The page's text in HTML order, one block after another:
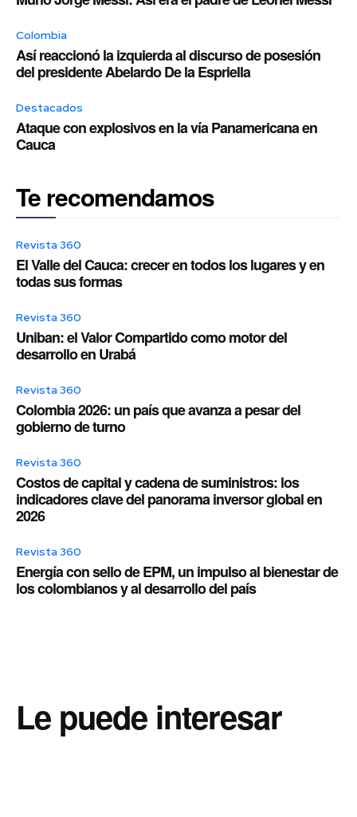
Colombia
Así reaccionó la izquierda al discurso de posesión
del presidente Abelardo De la Espriella
Destacados
Ataque con explosivos en la vía Panamericana en
Cauca
Te recomendamos
Revista 360
El Valle del Cauca: crecer en todos los lugares y en
todas sus formas
Revista 360
Uniban: el Valor Compartido como motor del
desarrollo en Urabá
Revista 360
Colombia 2026: un país que avanza a pesar del
gobierno de turno
Revista 360
Costos de capital y cadena de suministros: los
indicadores clave del panorama inversor global en
2026
Revista 360
Energía con sello de EPM, un impulso al bienestar de
los colombianos y al desarrollo del país
Le puede interesar